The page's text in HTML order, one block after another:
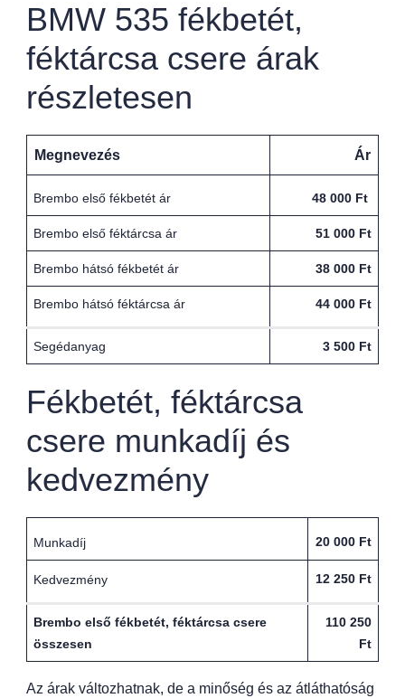
BMW 535 fékbetét,
féktárcsa csere árak
részletesen
Megnevezés Ár
Brembo első fékbetét ár 48 000 Ft
Brembo első féktárcsa ár 51 000 Ft
Brembo hátsó fékbetét ár 38 000 Ft
Brembo hátsó féktárcsa ár 44 000 Ft
Segédanyag 3 500 Ft
Fékbetét, féktárcsa
csere munkadíj és
kedvezmény
Munkadíj 20 000 Ft
Kedvezmény 12 250 Ft
Brembo első fékbetét, féktárcsa csere
összesen
110 250
Ft
Az árak változhatnak, de a minőség és az átláthatóság